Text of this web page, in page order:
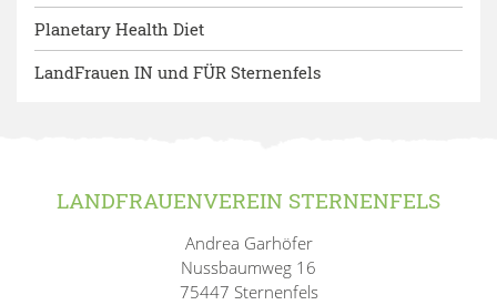
Planetary Health Diet
LandFrauen IN und FÜR Sternenfels
LANDFRAUENVEREIN STERNENFELS
Andrea Garhöfer
Nussbaumweg 16
75447 Sternenfels